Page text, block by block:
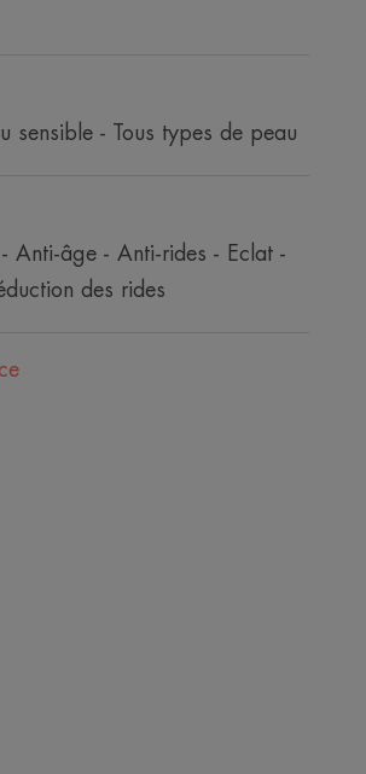
sensible - Tous types de peau
Anti-âge - Anti-rides - Eclat -
des rides